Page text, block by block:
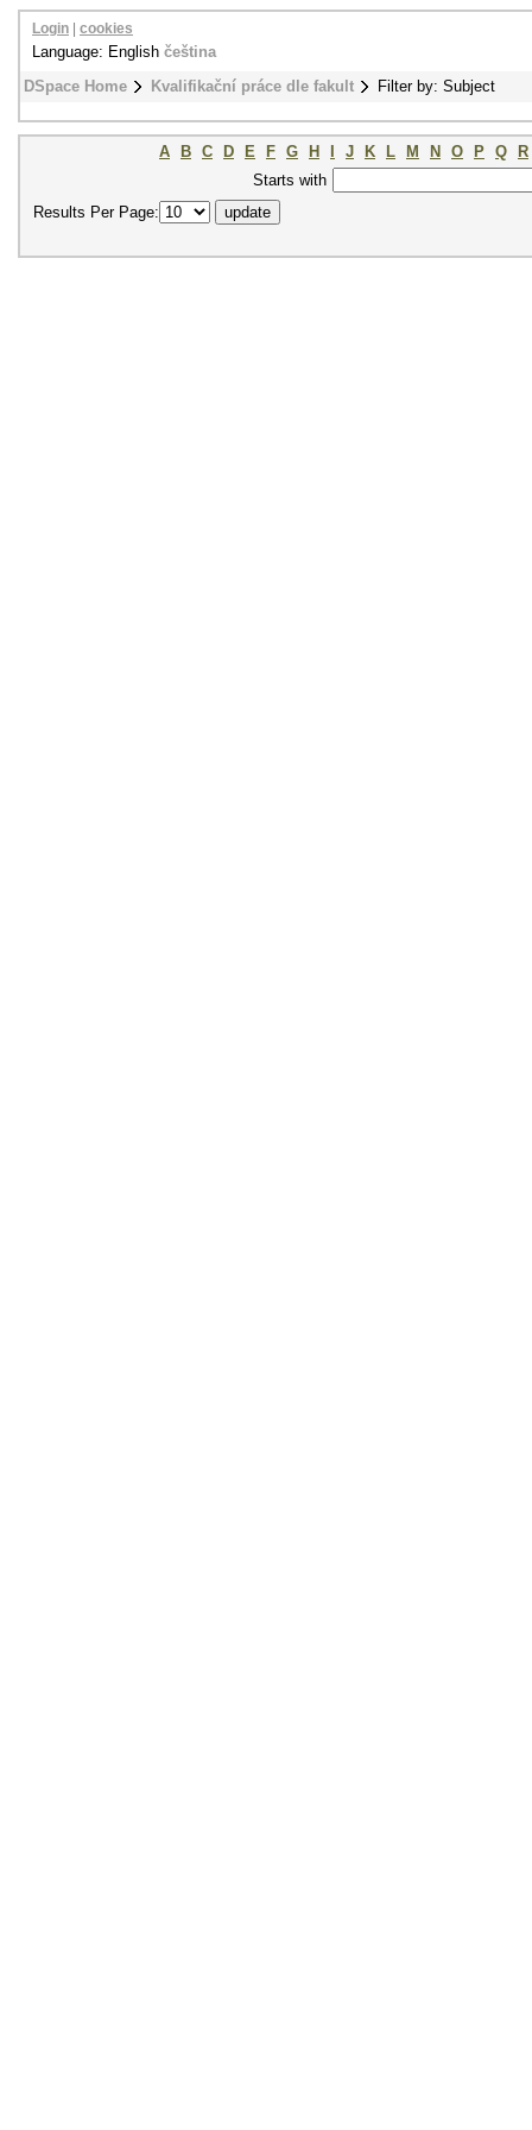
DSpace Home Kvalifikační práce dle fakult Filter by: Subject
Login cookies
Language: English čeština
A B C D E F G H J K L M N O P Q
R
Starts with
Results Per Page: